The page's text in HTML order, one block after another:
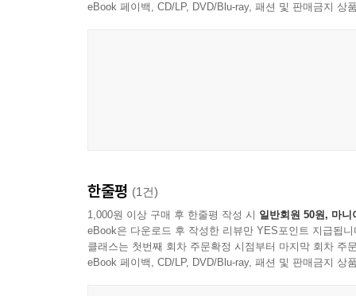
나무에 관한 놀랍고 흥미로운 이야기
결정적인 역할을 했던 사과나무 등 잘 알려진 나
놀라운 기록을 가진 나무도 이 책을 통해 만날 수
eBook 페이백, CD/LP, DVD/Blu-ray, 패션 및 판매금지 상
한줄평 (1건)
1,000원 이상 구매 후 한줄평 작성 시 일반회원 50원, 마니
eBook은 다운로드 후 작성한 리뷰만 YES포인트 지급됩니
클래스는 첫번째 회차 주문확정 시점부터 마지막 회차 주
eBook 페이백, CD/LP, DVD/Blu-ray, 패션 및 판매금지 상